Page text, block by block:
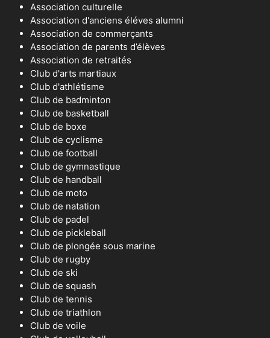
Association culturelle
Association d'anciens éléves alumni
Association de commerçants
Association de parents d’élèves
Association de retraités
Club d'arts martiaux
Club d'athlétisme
Club de badminton
Club de basketball
Club de boxe
Club de cyclisme
Club de football
Club de gymnastique
Club de handball
Club de moto
Club de natation
Club de padel
Club de pickleball
Club de plongée sous marine
Club de rugby
Club de ski
Club de squash
Club de tennis
Club de triathlon
Club de voile